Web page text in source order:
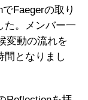
Faegerの取り
た。メンバー一
変動の流れを
間となりまし